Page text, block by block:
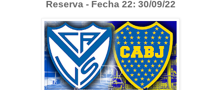
Reserva - Fecha 22: 30/09/22